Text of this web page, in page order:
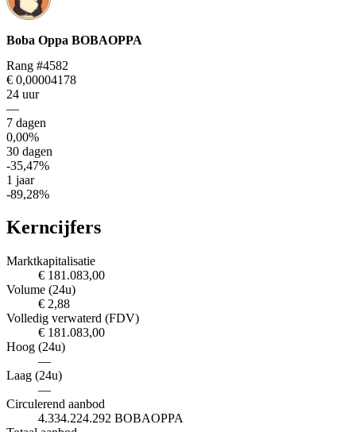
Boba Oppa BOBAOPPA
Rang #4582
€ 0,00004178
24 uur
—
7 dagen
0,00%
30 dagen
-35,47%
1 jaar
-89,28%
Kerncijfers
Marktkapitalisatie
€ 181.083,00
Volume (24u)
€ 2,88
Volledig verwaterd (FDV)
€ 181.083,00
Hoog (24u)
—
Laag (24u)
—
Circulerend aanbod
4.334.224.292 BOBAOPPA